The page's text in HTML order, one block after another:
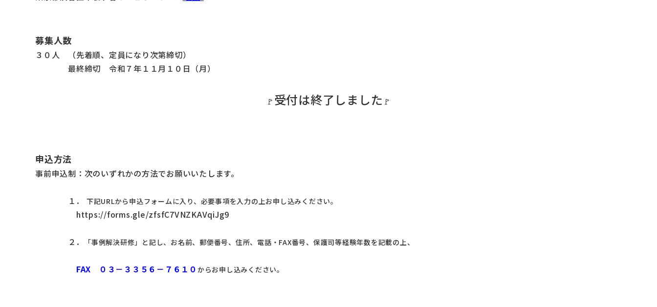
募集人数
３０ 人 （先着順、定員になり次第締切）
最終締切 令和７ 年 １１月１０日（月）
🚩 受付は終了しました 🚩
申込方法
事前申込制：次のいずれかの方法でお願いいたします。
１． 下記URLから申込フォームに入り、 必要事項を入力の上お申し込みください。
https://forms.gle/zfsfC7VNZKAVqiJg9
２． 「事例解決研修」と記し、お名前、郵便番号、住所、電話・FAX番号、保護司等経験年数を記載の上、
FAX ０３－３３５６－７６１０ からお申し込みください。